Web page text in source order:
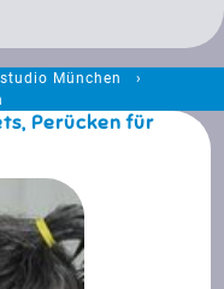
München
Perücken für